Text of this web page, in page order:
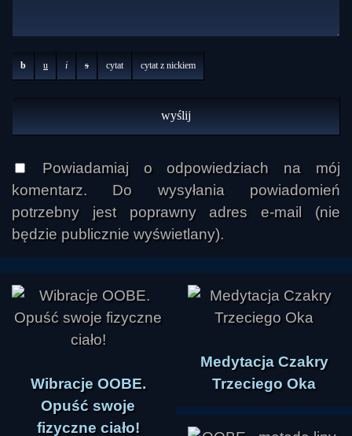
b u i s cytat cytat z nickiem
Powiadamiaj o odpowiedziach na mój
komentarz. Do wysyłania powiadomień
potrzebny jest poprawny adres e-mail (nie
będzie publicznie wyświetlany).
Wibracje OOBE.
Opuść swoje
fizyczne ciało!
Medytacja Czakry
Trzeciego Oka